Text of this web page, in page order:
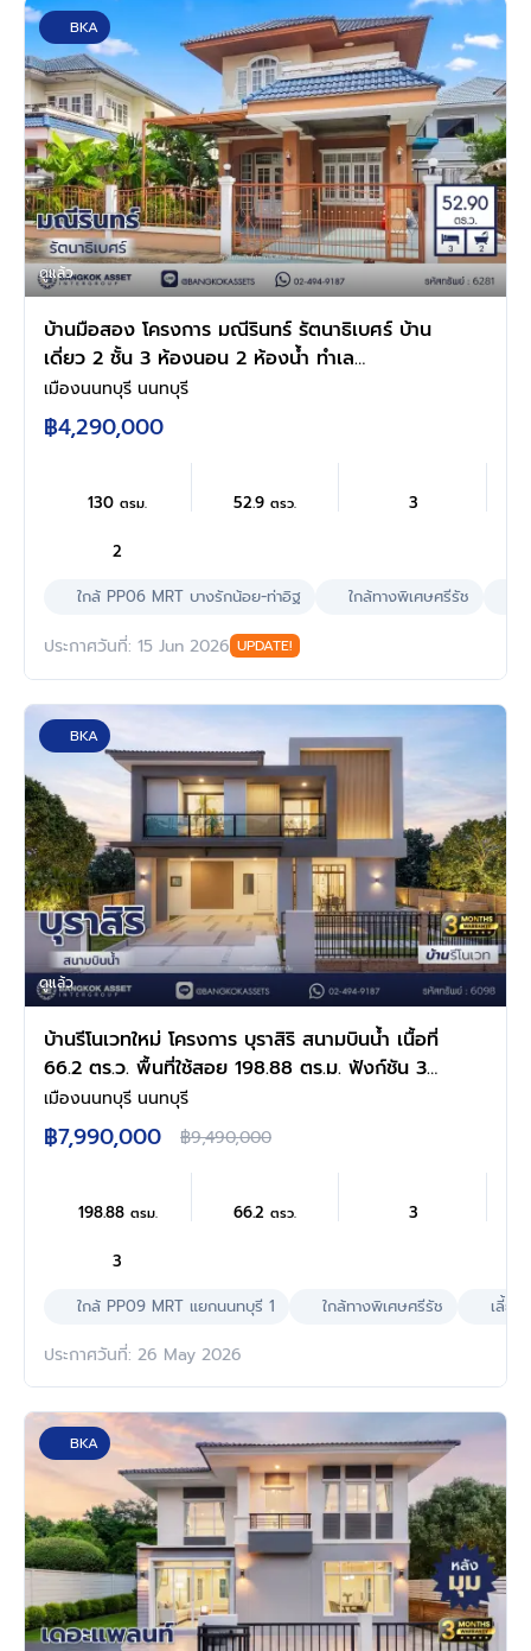
BKA
ดูแล้ว
บ้านมือสอง โครงการ มณีรินทร์ รัตนาธิเบศร์ บ้าน
เดี่ยว 2 ชั้น 3 ห้องนอน 2 ห้องน้ำ ทำเล
เมืองนนทบุรี ใกล้รถไฟฟ้าสายสีม่วง สถานีบางรัก
น้อย-ท่าอิฐ ใกล้เซ็นทรัล เวสต์เกต บนเนื้อที่ 52.9
ตร.ว. พร้อมเข้าอยู่
เมืองนนทบุรี นนทบุรี
฿4,290,000
130ตรม. 52.9ตรว. 3
2
ใกล้ PP06 MRT บางรักน้อย-ท่าอิฐ
ใกล้ทางพิเศษศรีรัช
ประกาศวันที่: 15 Jun 2026 UPDATE!
BKA
ดูแล้ว
บ้านรีโนเวทใหม่ โครงการ บุราสิริ สนามบินน้ำ เนื้อที่
66.2 ตร.ว. พื้นที่ใช้สอย 198.88 ตร.ม. ฟังก์ชัน 3
ห้องนอน 3 ห้องน้ำ จอดรถได้ 2 คัน บนทำเลเชื่อม
ต่อหลายเส้นทาง ใกล้เซ็นทรัล นอร์ทวิลล์ และ
รถไฟฟ้าสายสีม่วง "สถานีแยกนนทบุรี1"
เมืองนนทบุรี นนทบุรี
฿7,990,000 ฿9,490,000
198.88 ตรม. 66.2ตรว. 3
3
ใกล้ PP09 MRT แยกนนทบุรี 1
ใกล้ทางพิเศษศรีรัช เลี้ยง
ประกาศวันที่: 26 May 2026
BKA